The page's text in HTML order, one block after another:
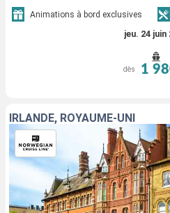
Animations à bord exclusives
jeu. 24 juin
dès 1
IRLANDE, ROYAUME-UNI